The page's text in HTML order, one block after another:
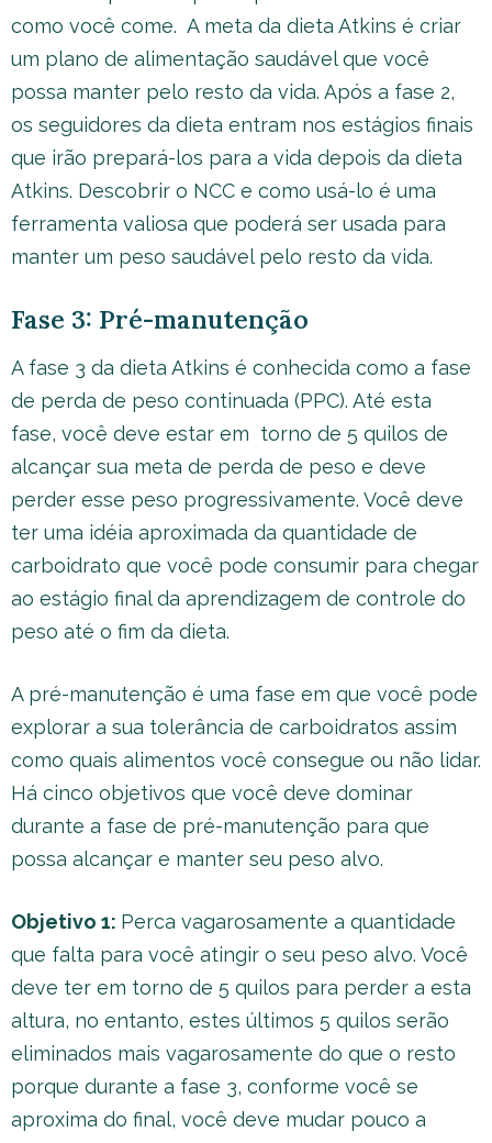
como você come. A meta da dieta Atkins é criar
um plano de alimentação saudável que você
possa manter pelo resto da vida. Após a fase 2,
os seguidores da dieta entram nos estágios finais
que irão prepará-los para a vida depois da dieta
Atkins. Descobrir o NCC e como usá-lo é uma
ferramenta valiosa que poderá ser usada para
manter um peso saudável pelo resto da vida.
Fase 3: Pré-manutenção
A fase 3 da dieta Atkins é conhecida como a fase
de perda de peso continuada (PPC). Até esta
fase, você deve estar em torno de 5 quilos de
alcançar sua meta de perda de peso e deve
perder esse peso progressivamente. Você deve
ter uma idéia aproximada da quantidade de
carboidrato que você pode consumir para chegar
ao estágio final da aprendizagem de controle do
peso até o fim da dieta.
A pré-manutenção é uma fase em que você pode
explorar a sua tolerância de carboidratos assim
como quais alimentos você consegue ou não lidar.
Há cinco objetivos que você deve dominar
durante a fase de pré-manutenção para que
possa alcançar e manter seu peso alvo.
Objetivo 1: Perca vagarosamente a quantidade
que falta para você atingir o seu peso alvo. Você
deve ter em torno de 5 quilos para perder a esta
altura, no entanto, estes últimos 5 quilos serão
eliminados mais vagarosamente do que o resto
porque durante a fase 3, conforme você se
aproxima do final, você deve mudar pouco a